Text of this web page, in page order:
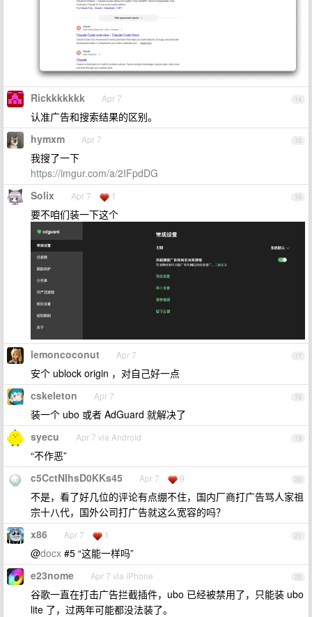
14
Rickkkkkkk Apr 7
认准广告和搜索结果的区别。
15
hymxm Apr 7
我搜了一下
https://imgur.com/a/2IFpdDG
16
Solix Apr 7 1
要不咱们装一下这个
17
lemoncoconut Apr 7
安个 ublock origin ，对自己好一点
18
cskeleton Apr 7
装一个 ubo 或者 AdGuard 就解决了
19
syecu Apr 7 via Android
“不作恶”
20
c5CctNIhsD0KKs45 Apr 7 9
不是，看了好几位的评论有点绷不住，国内厂商打广告骂人家祖
宗十八代，国外公司打广告就这么宽容的吗？
21
x86 Apr 7 1
@docx #5 “这能一样吗”
22
e23nome Apr 7 via iPhone
谷歌一直在打击广告拦截插件，ubo 已经被禁用了，只能装 ubo
lite 了，过两年可能都没法装了。